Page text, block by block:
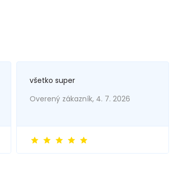
všetko super
Overený zákazník, 4. 7. 2026